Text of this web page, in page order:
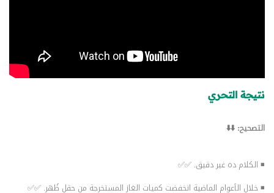
نتيجة التحري
التصحيح: ⬇️⬇️
◾ الكلام ده غير دقيق. ✅✅
◾ خلال الأعوام الماضية انخفضت كميات الغاز المستخرجة من حقل ظُهر. ✅✅